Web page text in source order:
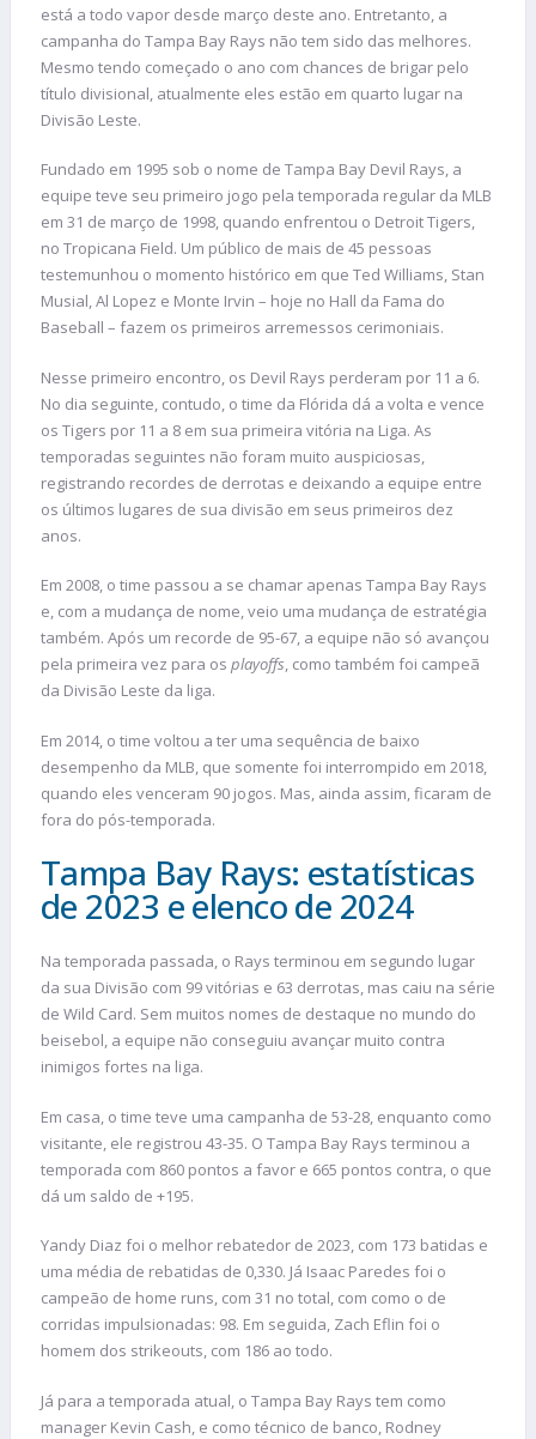
está a todo vapor desde março deste ano. Entretanto, a
campanha do Tampa Bay Rays não tem sido das melhores.
Mesmo tendo começado o ano com chances de brigar pelo
título divisional, atualmente eles estão em quarto lugar na
Divisão Leste.
Fundado em 1995 sob o nome de Tampa Bay Devil Rays, a
equipe teve seu primeiro jogo pela temporada regular da MLB
em 31 de março de 1998, quando enfrentou o Detroit Tigers,
no Tropicana Field. Um público de mais de 45 pessoas
testemunhou o momento histórico em que Ted Williams, Stan
Musial, Al Lopez e Monte Irvin – hoje no Hall da Fama do
Baseball – fazem os primeiros arremessos cerimoniais.
Nesse primeiro encontro, os Devil Rays perderam por 11 a 6.
No dia seguinte, contudo, o time da Flórida dá a volta e vence
os Tigers por 11 a 8 em sua primeira vitória na Liga. As
temporadas seguintes não foram muito auspiciosas,
registrando recordes de derrotas e deixando a equipe entre
os últimos lugares de sua divisão em seus primeiros dez
anos.
Em 2008, o time passou a se chamar apenas Tampa Bay Rays
e, com a mudança de nome, veio uma mudança de estratégia
também. Após um recorde de 95-67, a equipe não só avançou
pela primeira vez para os playoffs, como também foi campeã
da Divisão Leste da liga.
Em 2014, o time voltou a ter uma sequência de baixo
desempenho da MLB, que somente foi interrompido em 2018,
quando eles venceram 90 jogos. Mas, ainda assim, ficaram de
fora do pós-temporada.
Tampa Bay Rays: estatísticas
de 2023 e elenco de 2024
Na temporada passada, o Rays terminou em segundo lugar
da sua Divisão com 99 vitórias e 63 derrotas, mas caiu na série
de Wild Card. Sem muitos nomes de destaque no mundo do
beisebol, a equipe não conseguiu avançar muito contra
inimigos fortes na liga.
Em casa, o time teve uma campanha de 53-28, enquanto como
visitante, ele registrou 43-35. O Tampa Bay Rays terminou a
temporada com 860 pontos a favor e 665 pontos contra, o que
dá um saldo de +195.
Yandy Diaz foi o melhor rebatedor de 2023, com 173 batidas e
uma média de rebatidas de 0,330. Já Isaac Paredes foi o
campeão de home runs, com 31 no total, com como o de
corridas impulsionadas: 98. Em seguida, Zach Eflin foi o
homem dos strikeouts, com 186 ao todo.
Já para a temporada atual, o Tampa Bay Rays tem como
manager Kevin Cash, e como técnico de banco, Rodney